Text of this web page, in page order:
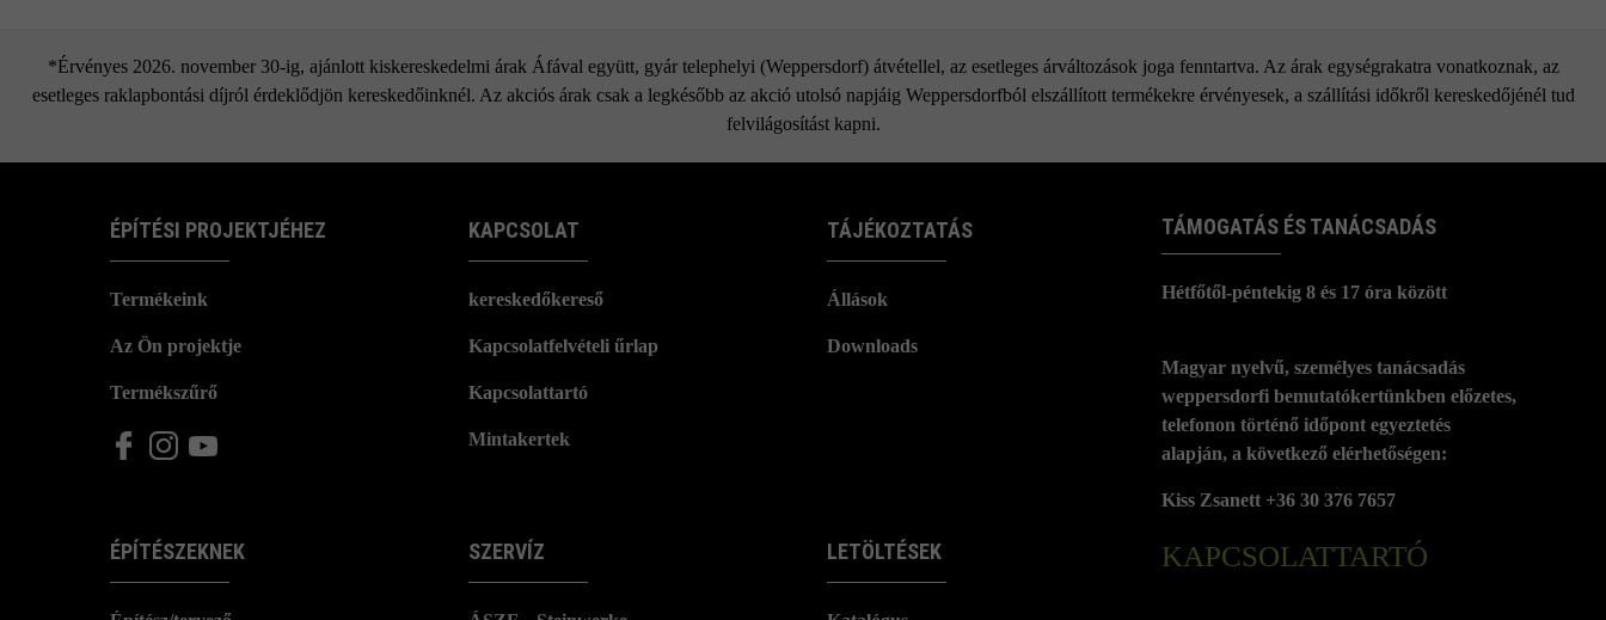
*Érvényes 2026. november 30-ig, ajánlott kiskereskedelmi árak Áfával együtt, gyár telephelyi (Weppersdorf) átvétellel, az esetleges árváltozások joga fenntartva. Az árak egységrakatra vonatkoznak, az
esetleges raklapbontási díjról érdeklődjön kereskedőinknél. Az akciós árak csak a legkésőbb az akció utolsó napjáig Weppersdorfból elszállított termékekre érvényesek, a szállítási időkről kereskedőjénél tud
felvilágosítást kapni.
ÉPÍTÉSI PROJEKTJÉHEZ
Termékeink
Az Ön projektje
Termékszűrő
ÉPÍTÉSZEKNEK
KAPCSOLAT
kereskedőkereső
Kapcsolatfelvételi űrlap
Kapcsolattartó
Mintakertek
SZERVÍZ
TÁJÉKOZTATÁS
Állások
Downloads
LETÖLTÉSEK
TÁMOGATÁS ÉS TANÁCSADÁS
Hétfőtől-péntekig 8 és 17 óra között
KAPCSOLATTARTÓ
Magyar nyelvű, személyes tanácsadás
weppersdorfi bemutatókertünkben előzetes,
telefonon történő időpont egyeztetés
alapján, a következő elérhetőségen:
Kiss Zsanett +36 30 376 7657